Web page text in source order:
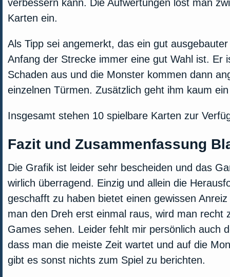
verbessern kann. Die Aufwertungen löst man
Karten ein.
Als Tipp sei angemerkt, das ein gut
Anfang der Strecke immer eine gut Wahl ist. Er
Schaden aus und die Monster kommen dann
einzelnen Türmen. Zusätzlich geht ihm kaum
Insgesamt stehen 10 spielbare Karten zur
Fazit und Zusammenfassung
Die Grafik ist leider sehr bescheiden und das
wirlich überragend. Einzig und allein die
geschafft zu haben bietet einen gewissen
man den Dreh erst einmal raus, wird man recht
Games sehen. Leider fehlt mir persönlich auch
dass man die meiste Zeit wartet und auf die
gibt es sonst nichts zum Spiel zu berichten.